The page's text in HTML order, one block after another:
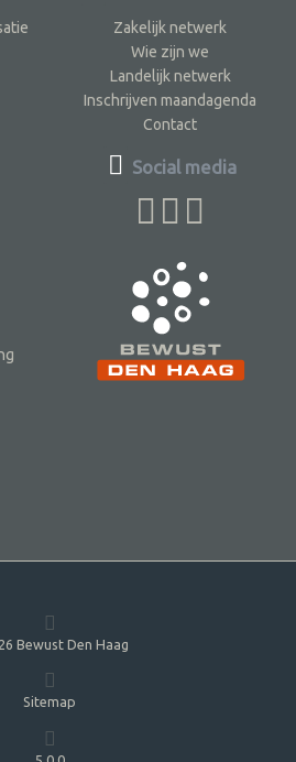
Zakelijk netwerk
Wie zijn we
Landelijk netwerk
Inschrijven maandagenda
Contact
Social media
Bewust Den Haag
Sitemap